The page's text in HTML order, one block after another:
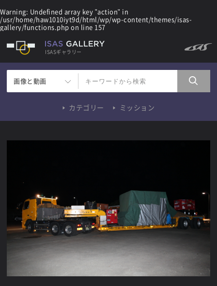
Warning: Undefined array key "action" in
/usr/home/haw1010iyt9d/html/wp/wp-content/themes/isas-
gallery/functions.php on line 157
ISASギャラリー
画像と動画
カテゴリー ミッション